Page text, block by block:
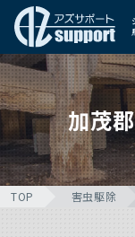
加茂
TOP 害虫駆除